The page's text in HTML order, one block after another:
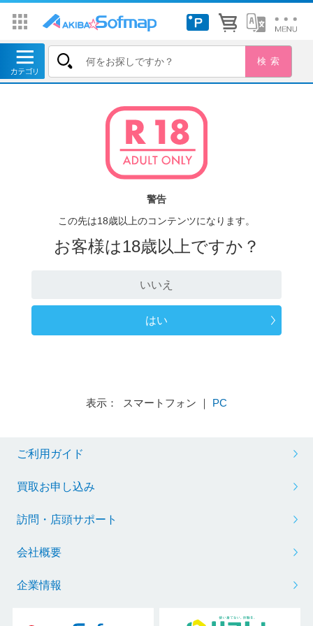
警告
この先は18歳以上のコンテンツになります。
お客様は18歳以上ですか？
いいえ
はい
表示： スマートフォン ｜ PC
ご利用ガイド
買取お申し込み
訪問・店頭サポート
会社概要
企業情報